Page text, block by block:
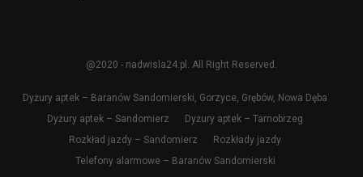
@2020 - nadwisla24.pl. All Right Reserved.
Dyżury aptek – Baranów Sandomierski, Gorzyce, Grębów, Nowa Dęba
Dyżury aptek – Sandomierz
Dyżury aptek – Tarnobrzeg
Rozkład jazdy – Sandomierz
Rozkłady jazdy
Telefony alarmowe – Baranów Sandomierski